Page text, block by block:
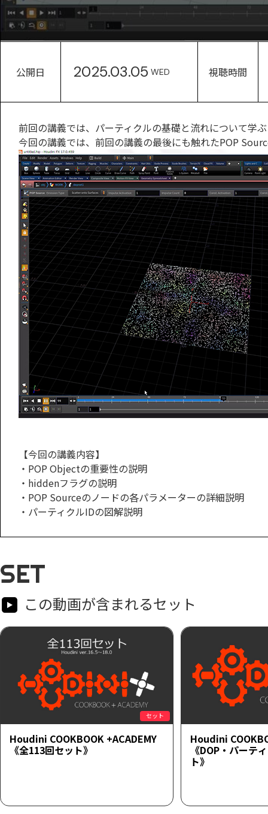
公開日 2025.03.05 WED 視聴時間
前回の講義では、パーティクルの基礎と流れについて学
今回の講義では、前回の講義の最後にも触れたPOP
【今回の講義内容】
・POP Objectの重要性の説明
・hiddenフラグの説明
・POP Sourceのノードの各パラメーターの詳細説明
・パーティクルIDの図解説明
SET
この動画が含まれるセット
セット
Houdini COOKBOOK +ACADEMY
《全113回セット》
Houdini
《DOP・パーテ
ト》